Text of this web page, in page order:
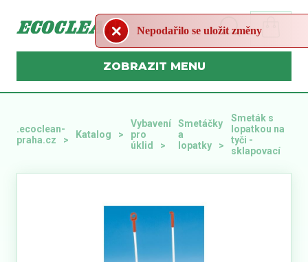
MENU
.ecoclean-
praha.cz
Katalog
Vybavení
pro
úklid
Smetáčky
a
lopatky
Smeták s
lopatkou na
tyči -
sklapovací
Nepodařilo se uložit změny